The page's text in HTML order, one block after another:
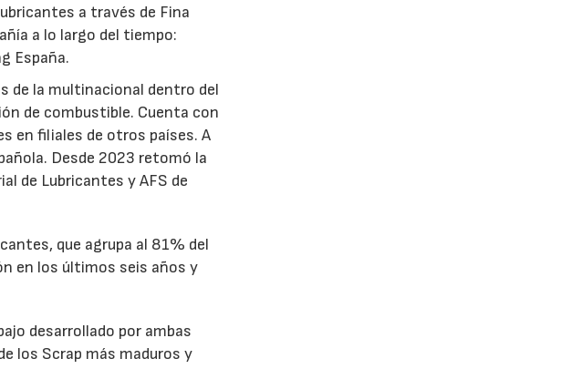
a través de Fina
a lo largo del tiempo:
España.
de la multinacional dentro del
de combustible. Cuenta con
en filiales de otros países. A
Desde 2023 retomó la
de Lubricantes y AFS de
que agrupa al 81% del
en los últimos seis años y
desarrollado por ambas
los Scrap más maduros y